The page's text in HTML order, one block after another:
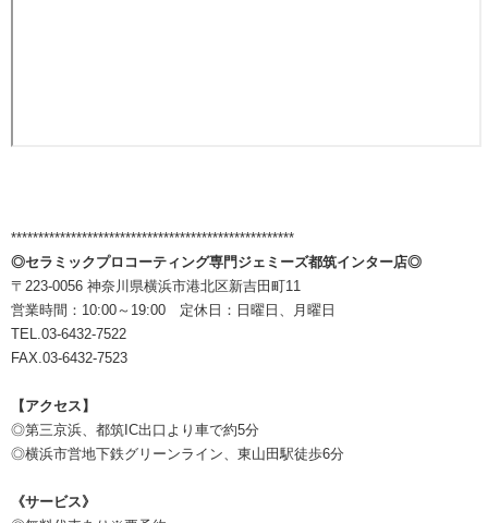
****************************************************
◎セラミックプロコーティング専門ジェミーズ都筑インター店◎
〒223-0056 神奈川県横浜市港北区新吉田町11
営業時間：10:00～19:00 定休日：日曜日、月曜日
TEL.03-6432-7522
FAX.03-6432-7523
【アクセス】
◎第三京浜、都筑IC出口より車で約5分
◎横浜市営地下鉄グリーンライン、東山田駅徒歩6分
《サービス》